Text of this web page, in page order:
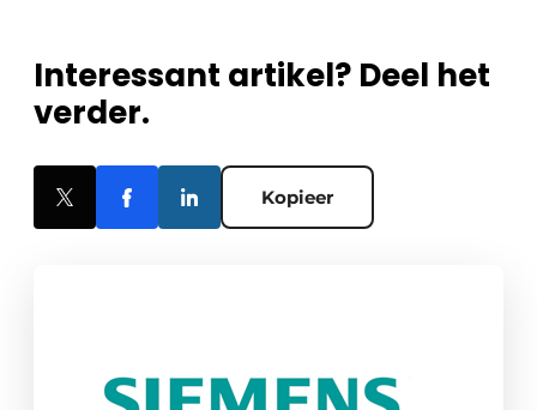
Interessant artikel? Deel het
verder.
Kopieer